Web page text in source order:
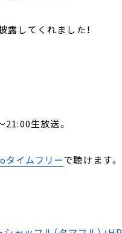
してくれました！
生放送。
イムフリーで聴けます。